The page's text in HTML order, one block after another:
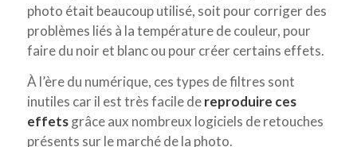
photo était beaucoup utilisé, soit pour corriger des
problèmes liés à la température de couleur, pour
faire du noir et blanc ou pour créer certains effets.
À l’ère du numérique, ces types de filtres sont
inutiles car il est très facile dereproduire ces
effetsgrâce aux nombreux logiciels de retouches
présents sur le marché de la photo.